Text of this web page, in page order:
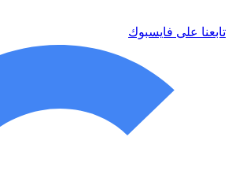
تابعنا على فايسبوك